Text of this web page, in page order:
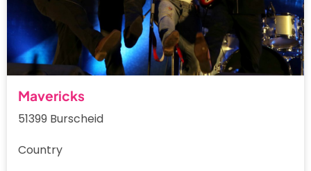
Mavericks
51399 Burscheid
Country